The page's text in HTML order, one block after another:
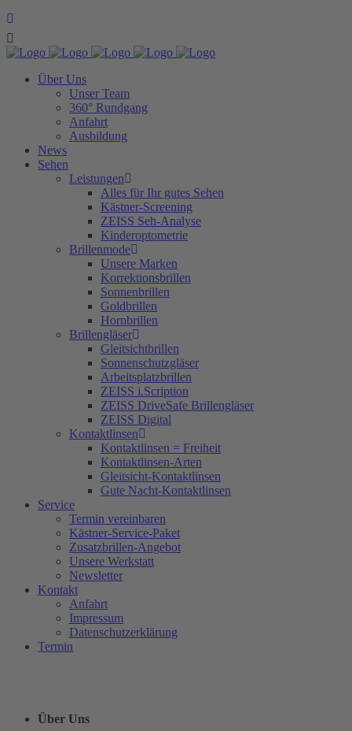
Über Uns
Unser Team
360° Rundgang
Anfahrt
Ausbildung
News
Sehen
Leistungen
Alles für Ihr gutes Sehen
Kästner-Screening
ZEISS Seh-Analyse
Kinderoptometrie
Brillenmode
Unsere Marken
Korrektionsbrillen
Sonnenbrillen
Goldbrillen
Hornbrillen
Brillengläser
Gleitsichtbrillen
Sonnenschutzgläser
Arbeitsplatzbrillen
ZEISS i.Scription
ZEISS DriveSafe Brillengläser
ZEISS Digital
Kontaktlinsen
Kontaktlinsen = Freiheit
Kontaktlinsen-Arten
Gleitsicht-Kontaktlinsen
Gute Nacht-Kontaktlinsen
Service
Termin vereinbaren
Kästner-Service-Paket
Zusatzbrillen-Angebot
Unsere Werkstatt
Newsletter
Kontakt
Anfahrt
Impressum
Datenschutzerklärung
Termin
Über Uns